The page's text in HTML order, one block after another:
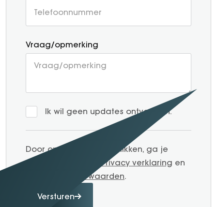
Vraag/opmerking
Ik wil geen updates ontvangen.
Door op verzenden te klikken, ga je
akkoord met onze
Privacy verklaring en
Algemene voorwaarden.
Versturen